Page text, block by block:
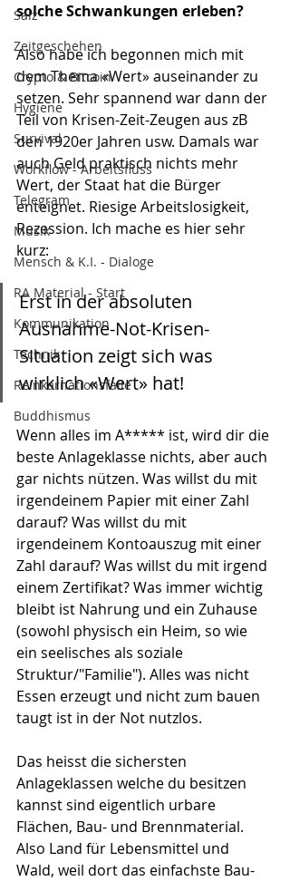
Salz
Zeitgeschehen
Crypto & Bitcoin
Hygiene
Survival
Workflow - Arbeitsfluss
Telegram
Musik
Mensch & K.I. - Dialoge
RA Material - Start
Kommunikation
Technik
Reinkarnationsfalle
Buddhismus
solche Schwankungen erleben?
Also habe ich begonnen mich mit
dem Thema «Wert» auseinander zu
setzen. Sehr spannend war dann der
Teil von Krisen-Zeit-Zeugen aus zB
den 1920er Jahren usw. Damals war
auch Geld praktisch nichts mehr
Wert, der Staat hat die Bürger
enteignet. Riesige Arbeitslosigkeit,
Rezession. Ich mache es hier sehr
kurz:
Erst in der absoluten
Ausnahme-Not-Krisen-
Situation zeigt sich was
wirklich «Wert» hat!
Wenn alles im A***** ist, wird dir die
beste Anlageklasse nichts, aber auch
gar nichts nützen. Was willst du mit
irgendeinem Papier mit einer Zahl
darauf? Was willst du mit
irgendeinem Kontoauszug mit einer
Zahl darauf? Was willst du mit irgend
einem Zertifikat? Was immer wichtig
bleibt ist Nahrung und ein Zuhause
(sowohl physisch ein Heim, so wie
ein seelisches als soziale
Struktur/"Familie"). Alles was nicht
Essen erzeugt und nicht zum bauen
taugt ist in der Not nutzlos.
Das heisst die sichersten
Anlageklassen welche du besitzen
kannst sind eigentlich urbare
Flächen, Bau- und Brennmaterial.
Also Land für Lebensmittel und
Wald, weil dort das einfachste Bau-